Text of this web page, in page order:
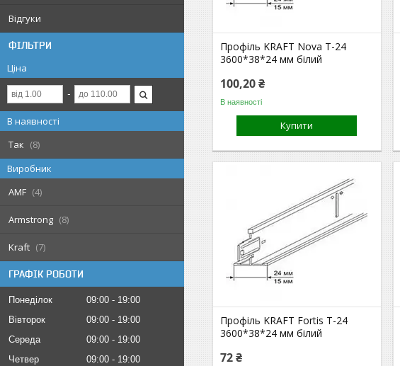
Відгуки
ФІЛЬТРИ
Ціна
В наявності
Так
8
Виробник
AMF
4
Armstrong 8
Kraft 7
ГРАФІК РОБОТИ
Понеділок 09:00
19:00
Вівторок
09:00
19:00
Середа
09:00
19:00
Четвер
09:00
19:00
Профіль KRAFТ Nova Т-24
3600*38*24 мм білий
100,20 ₴
В наявності
Купити
Профіль KRAFT Fortis Т-24
3600*38*24 мм білий
72 ₴